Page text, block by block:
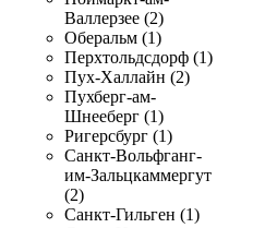
Валлерзее (2)
Оберальм (1)
Перхтольдсдорф (1)
Пух-Халлайн (2)
Пухберг-ам-
Шнееберг (1)
Ригерсбург (1)
Санкт-Вольфганг-
им-Зальцкаммергут
(2)
Санкт-Гильген (1)